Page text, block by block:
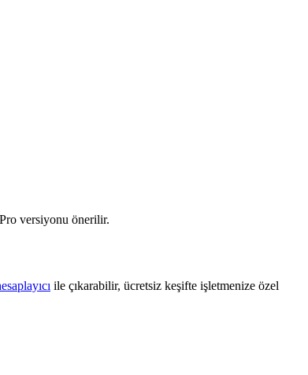
versiyonu önerilir.
ile çıkarabilir, ücretsiz keşifte işletmenize özel